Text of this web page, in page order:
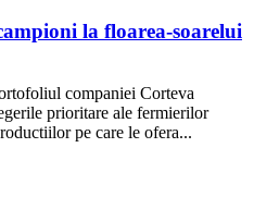
la floarea-soarelui
companiei Corteva
prioritare ale fermierilor
pe care le ofera...